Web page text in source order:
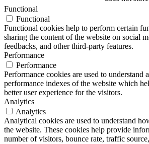
Functional
Functional
Functional cookies help to perform certain
sharing the content of the website on social
feedbacks, and other third-party features.
Performance
Performance
Performance cookies are used to understand
performance indexes of the website which
better user experience for the visitors.
Analytics
Analytics
Analytical cookies are used to understand
the website. These cookies help provide
number of visitors, bounce rate, traffic